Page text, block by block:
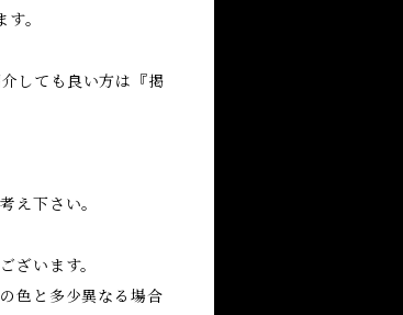
。
しても良い方は『掲
え下さい。
ざいます。
色と多少異なる場合